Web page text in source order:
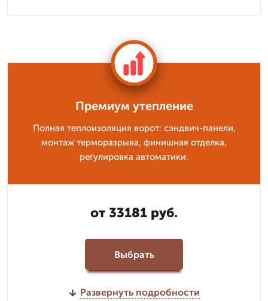
Премиум утепление
Полная теплоизоляция ворот: сэндвич-панели,
монтаж терморазрыва, финишная отделка,
регулировка автоматики.
от 33181 руб.
Выбрать
Развернуть подробности